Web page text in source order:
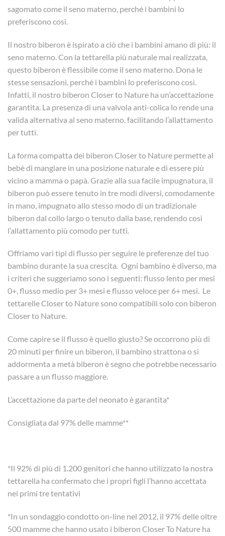
sagomato come il seno materno, perché i bambini lo
preferiscono così.
Il nostro biberon è ispirato a ciò che i bambini amano di più: il
seno materno. Con la tettarella più naturale mai realizzata,
questo biberon è flessibile come il seno materno. Dona le
stesse sensazioni, perché i bambini lo preferiscono così.
Infatti, il nostro biberon Closer to Nature ha un’accettazione
garantita. La presenza di una valvola anti-colica lo rende una
valida alternativa al seno materno, facilitando l’allattamento
per tutti.
La forma compatta dei biberon Closer to Nature permette al
bebè di mangiare in una posizione naturale e di essere più
vicino a mamma o papà. Grazie alla sua facile impugnatura, il
biberon può essere tenuto in tre modi diversi, comodamente
in mano, impugnato allo stesso modo di un tradizionale
biberon dal collo largo o tenuto dalla base, rendendo così
l’allattamento più comodo per tutti.
Offriamo vari tipi di flusso per seguire le preferenze del tuo
bambino durante la sua crescita. Ogni bambino è diverso, ma
i criteri che suggeriamo sono i seguenti: flusso lento per mesi
0+, flusso medio per 3+ mesi e flusso veloce per 6+ mesi. Le
tettarelle Closer to Nature sono compatibili solo con biberon
Closer to Nature.
Come capire se il flusso è quello giusto? Se occorrono più di
20 minuti per finire un biberon, il bambino strattona o si
addormenta a metà biberon è segno che potrebbe necessario
passare a un flusso maggiore.
L’accettazione da parte del neonato è garantita*
Consigliata dal 97% delle mamme**
*Il 92% di più di 1.200 genitori che hanno utilizzato la nostra
tettarella ha confermato che i propri figli l’hanno accettata
nei primi tre tentativi
*In un sondaggio condotto on-line nel 2012, il 97% delle oltre
500 mamme che hanno usato i biberon Closer To Nature ha